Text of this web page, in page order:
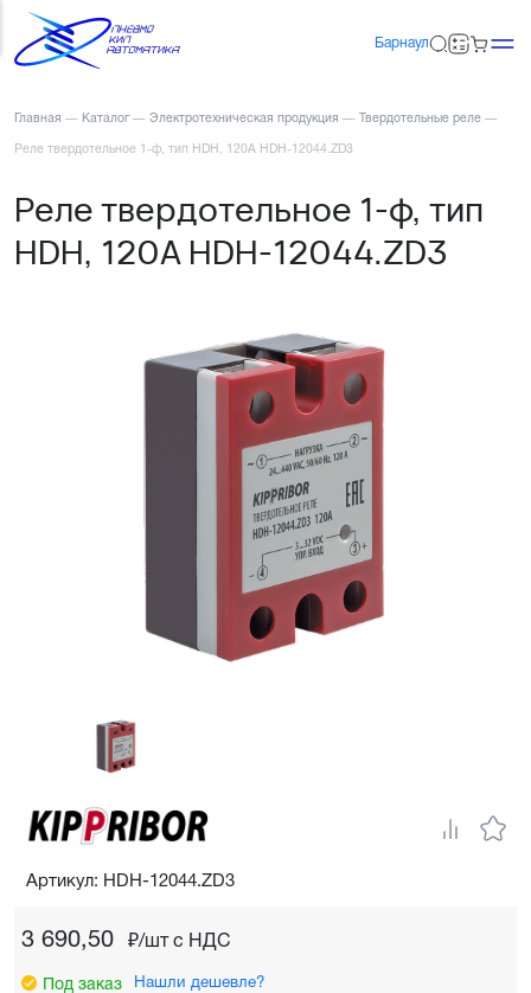
Барнаул
Главная — Каталог — Электротехническая продукция — Твердотельные реле —
Реле твердотельное 1-ф, тип HDH, 120А HDH-12044.ZD3
Реле твердотельное 1-ф, тип
HDH, 120А HDH-12044.ZD3
3 690,50 ₽/шт c НДС
Под заказ Нашли дешевле?
Артикул: HDH-12044.ZD3